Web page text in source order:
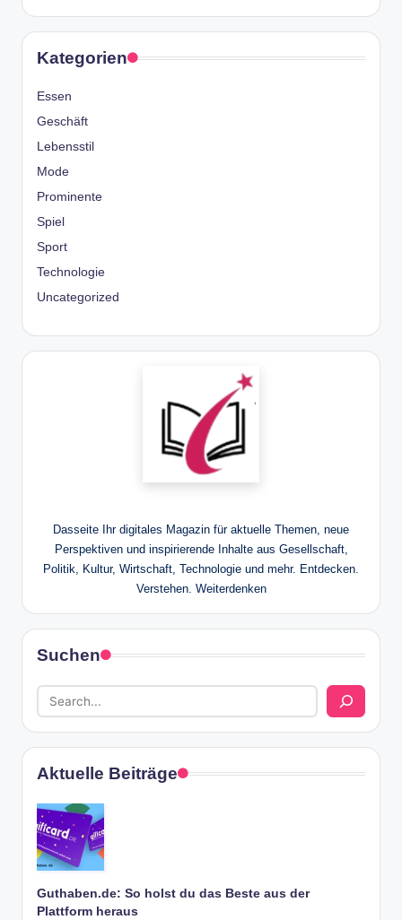
Kategorien
Essen
Geschäft
Lebensstil
Mode
Prominente
Spiel
Sport
Technologie
Uncategorized
Dasseite Ihr digitales Magazin für aktuelle Themen, neue
Perspektiven und inspirierende Inhalte aus Gesellschaft,
Politik, Kultur, Wirtschaft, Technologie und mehr. Entdecken.
Verstehen. Weiterdenken
Suchen
Aktuelle Beiträge
Guthaben.de: So holst du das Beste aus der
Plattform heraus